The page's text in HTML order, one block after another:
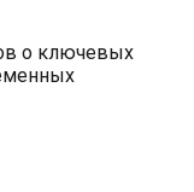
о ключевых